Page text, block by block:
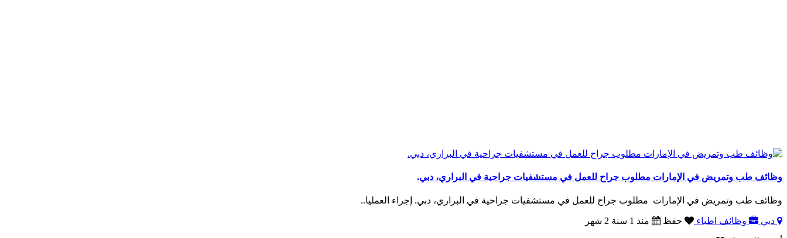
وظائف طب وتمريض في الإمارات مطلوب جراح للعمل في مستشفيات جراحية في البراري، دبي.
وظائف طب وتمريض في الإمارات مطلوب جراح للعمل في مستشفيات جراحية في البراري، دبي. إجراء العمليا..
دبي وظائف اطباء حفظ منذ 1 سنة 2 شهر